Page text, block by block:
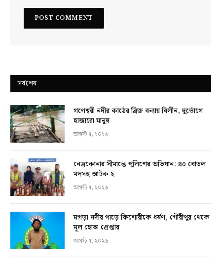
সর্বশেষ
গণেশ্বরী নদীর কাঠের ব্রিজ বন্যায় বিলীন, দুর্ভোগে
হাজারো মানুষ
আগস্ট ৭, ২০২৬
নেত্রকোনার সীমান্তে পুলিশের অভিযান: ৪০ বোতল
মদসহ আটক ২
আগস্ট ৭, ২০২৬
মগড়া নদীর পাড়ে কিশোরীকে ধর্ষণ, গৌরীপুর থেকে
মূল হোতা গ্রেপ্তার
আগস্ট ৭, ২০২৬